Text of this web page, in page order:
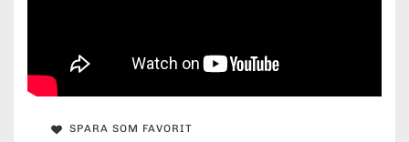
SPARA SOM FAVORIT